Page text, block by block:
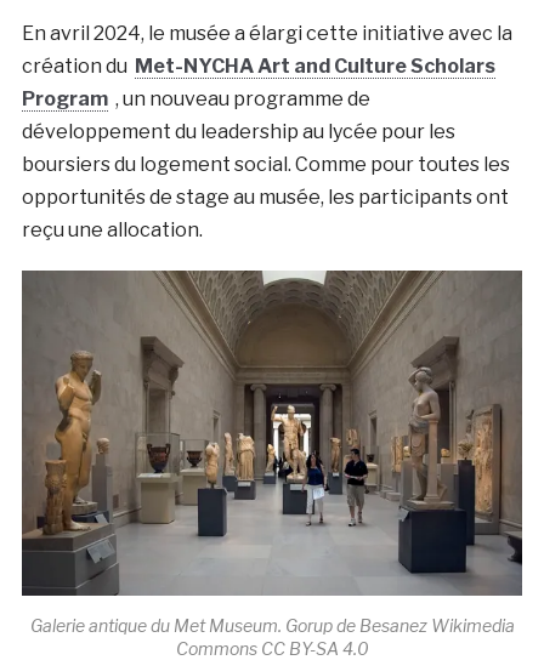
En avril 2024, le musée a élargi cette initiative avec la
création du Met-NYCHA Art and Culture Scholars
Program, un nouveau programme de
développement du leadership au lycée pour les
boursiers du logement social. Comme pour toutes les
opportunités de stage au musée, les participants ont
reçu une allocation.
Galerie antique du Met Museum. Gorup de Besanez Wikimedia
Commons CC BY-SA 4.0